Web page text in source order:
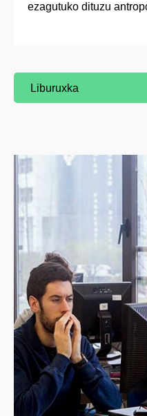
ezagutuko dituzu
(Beste leiho bat
Liburuxka